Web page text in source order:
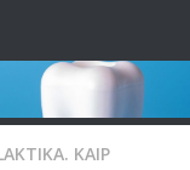
KAIP